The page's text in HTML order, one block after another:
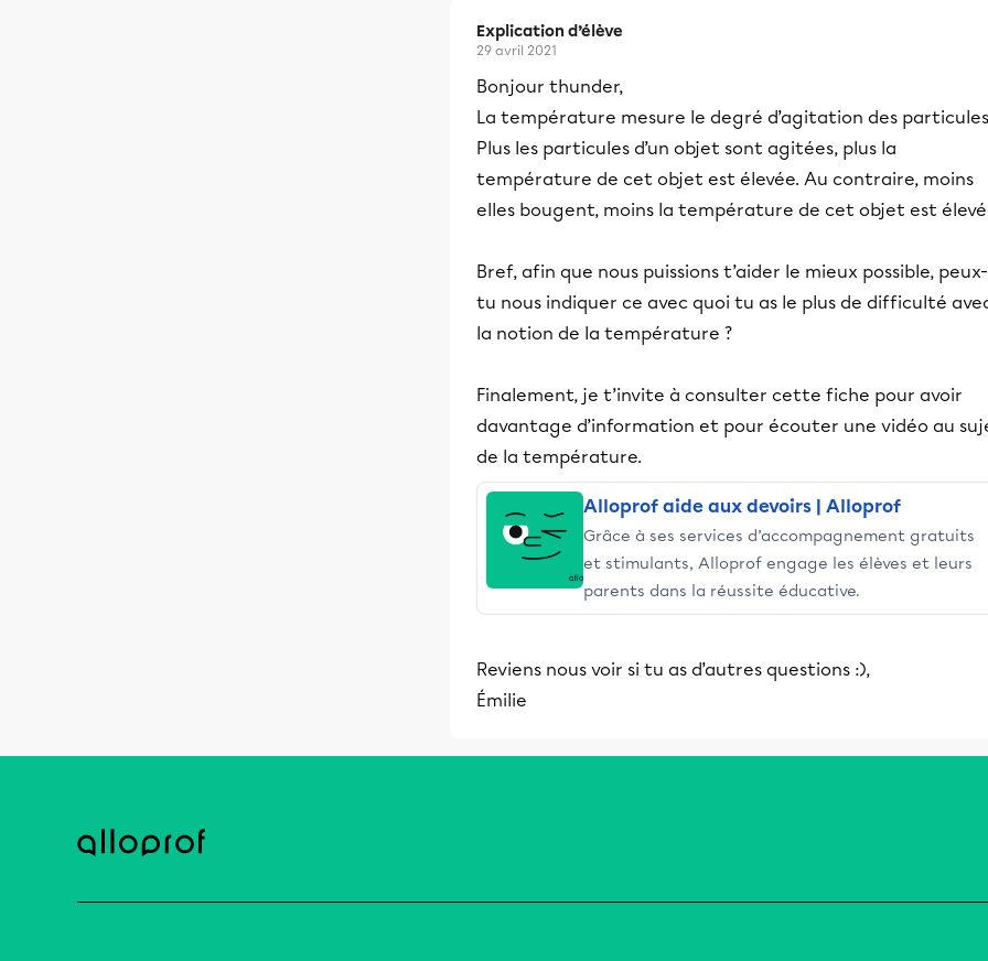
Explication d’élève
29 avril 2021
Bonjour thunder,
La température mesure le degré d’agitation des
Plus les particules d’un objet sont agitées, plus la
température de cet objet est élevée. Au contraire, moins
elles bougent, moins la température de cet objet est
Bref, afin que nous puissions t’aider le mieux possible, peux-
tu nous indiquer ce avec quoi tu as le plus de difficulté
la notion de la température ?
Finalement, je t’invite à consulter cette fiche pour avoir
davantage d’information et pour écouter une vidéo au
de la température.
Alloprof aide aux devoirs | Alloprof
Grâce à ses services d’accompagnement gratuits
et stimulants, Alloprof engage les élèves et leurs
parents dans la réussite éducative.
Reviens nous voir si tu as d’autres questions :),
Émilie